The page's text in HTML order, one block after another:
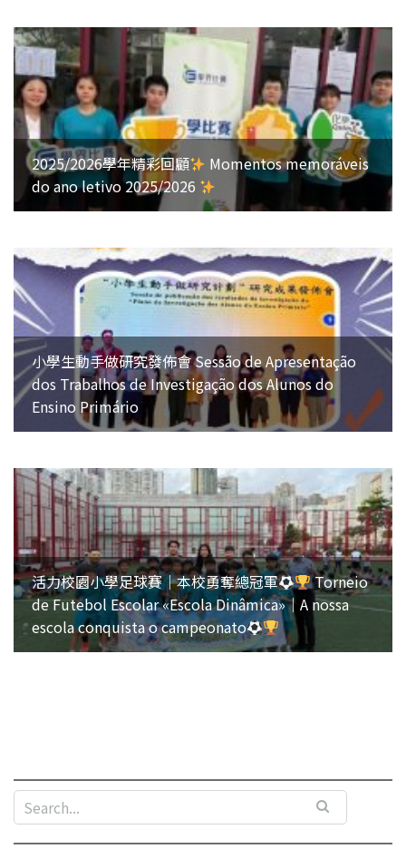
2025/2026學年精彩回顧
Momentos memoráveis
do ano letivo 2025/2026
小學生動手做研究發佈會 Sessão de Apresentação
dos Trabalhos de Investigação dos Alunos do
Ensino Primário
活力校園小學足球賽｜本校勇奪總冠軍
Torneio
de Futebol Escolar «Escola Dinâmica»｜A nossa
escola conquista o campeonato